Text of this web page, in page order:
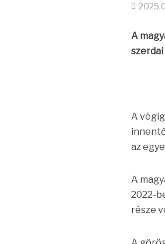
A
A
az
A
2022-
része